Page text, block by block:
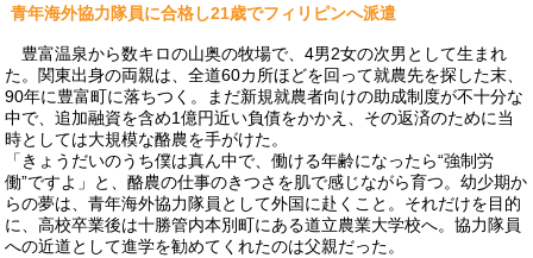
青年海外協力隊員に合格し21歳でフィリピンへ派遣
豊富温泉から数キロの山奥の牧場で、4男2女の次男として生まれ
た。関東出身の両親は、全道60カ所ほどを回って就農先を探した末、
90年に豊富町に落ちつく。まだ新規就農者向けの助成制度が不十分な
中で、追加融資を含め1億円近い負債をかかえ、その返済のために当
時としては大規模な酪農を手がけた。
「きょうだいのうち僕は真ん中で、働ける年齢になったら“強制労
働”ですよ」と、酪農の仕事のきつさを肌で感じながら育つ。幼少期か
らの夢は、青年海外協力隊員として外国に赴くこと。それだけを目的
に、高校卒業後は十勝管内本別町にある道立農業大学校へ。協力隊員
への近道として進学を勧めてくれたのは父親だった。